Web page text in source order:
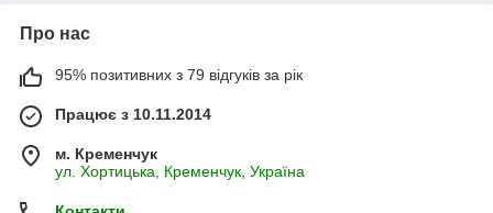
Про нас
95% позитивних з 79 відгуків за рік
Працює з 10.11.2014
м. Кременчук
ул. Хортицька, Кременчук, Україна